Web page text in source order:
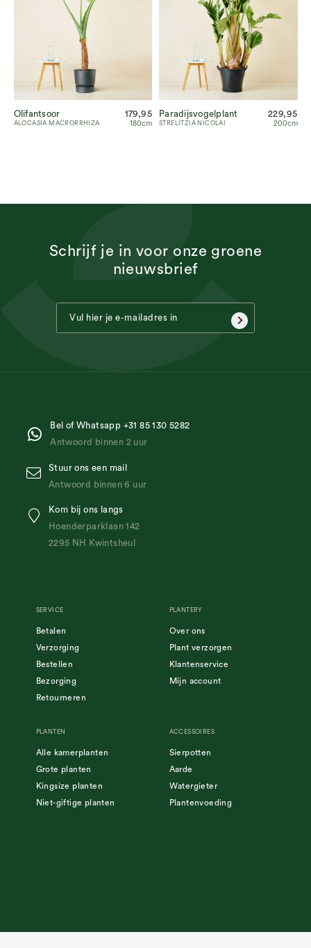
Olifantsoor
ALOCASIA MACRORRHIZA
179,95
180cm
Paradijsvogelplant
STRELITZIA NICOLAI
229,95
200cm
Schrijf je in voor onze groene
nieuwsbrief
Bel of Whatsapp +31 85 130 5282
Antwoord binnen 2 uur
Stuur ons een mail
Antwoord binnen 6 uur
Kom bij ons langs
Hoenderparklaan 142
2295 NH Kwintsheul
SERVICE
Betalen
Verzorging
Bestellen
Bezorging
Retourneren
PLANTERY
Over ons
Plant verzorgen
Klantenservice
Mijn account
PLANTEN
Alle kamerplanten
Grote planten
Kingsize planten
Niet-giftige planten
ACCESSOIRES
Sierpotten
Aarde
Watergieter
Plantenvoeding